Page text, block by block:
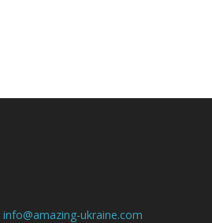
info@amazing-ukraine.com